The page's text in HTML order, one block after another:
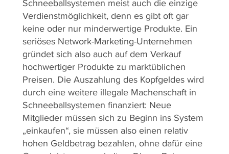
Schneeballsystemen meist auch die einzige
Verdienstmöglichkeit, denn es gibt oft gar
keine oder nur minderwertige Produkte. Ein
seriöses Network-Marketing-Unternehmen
gründet sich also auch auf dem Verkauf
hochwertiger Produkte zu marktüblichen
Preisen. Die Auszahlung des Kopfgeldes wird
durch eine weitere illegale Machenschaft in
Schneeballsystemen finanziert: Neue
Mitglieder müssen sich zu Beginn ins System
„einkaufen“, sie müssen also einen relativ
hohen Geldbetrag bezahlen, ohne dafür eine